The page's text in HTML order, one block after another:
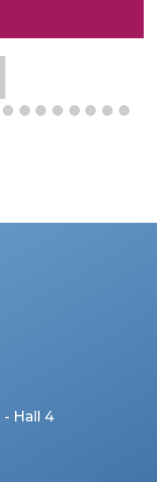
- Hall 4